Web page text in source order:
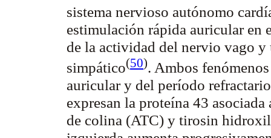
sistema nervioso autónomo
estimulación rápida auricular en
de la actividad del nervio vago
simpático(50). Ambos
auricular y del período
expresan la proteína 43
de colina (ATC) y tirosin